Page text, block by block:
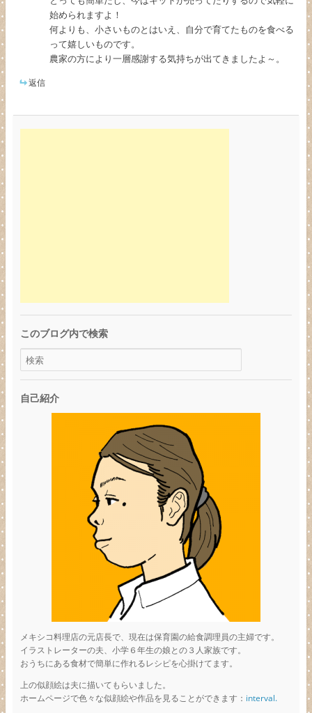
始められますよ！
何よりも、小さいものとはいえ、自分で育てたものを食べる
って嬉しいものです。
農家の方により一層感謝する気持ちが出てきましたよ～。
返信
このブログ内で検索
自己紹介
メキシコ料理店の元店長で、現在は保育園の給食調理員の主婦です。
イラストレーターの夫、小学６年生の娘との３人家族です。
おうちにある食材で簡単に作れるレシピを心掛けてます。
上の似顔絵は夫に描いてもらいました。
ホームページで色々な似顔絵や作品を見ることができます： interval.